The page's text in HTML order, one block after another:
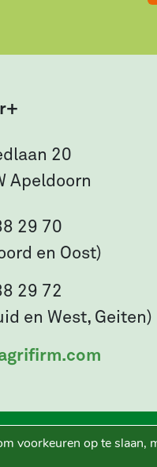
20
Apeldoorn
29 70
en Oost)
29 72
en West, Geiten)
voorkeuren op te